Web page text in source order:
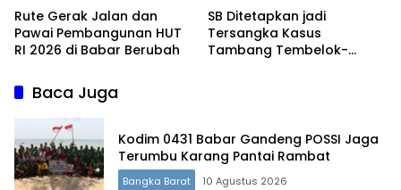
Rute Gerak Jalan dan
Pawai Pembangunan HUT
RI 2026 di Babar Berubah
SB Ditetapkan jadi
Tersangka Kasus
Tambang Tembelok-
Baca Juga
Kodim 0431 Babar Gandeng POSSI Jaga
Terumbu Karang Pantai Rambat
Bangka Barat 10 Agustus 2026